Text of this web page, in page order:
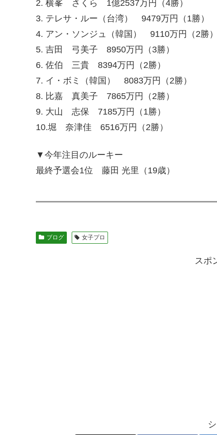
2. 横峯 さくら 1億2537万円（4勝）
3. テレサ・ルー（台湾） 9479万円（1勝）
4. アン・ソンジュ（韓国） 9110万円（2勝）
5. 吉田 弓美子 8950万円（3勝）
6. 佐伯 三貴 8394万円（2勝）
7. イ・ボミ（韓国） 8083万円（2勝）
8. 比嘉 真美子 7865万円（2勝）
9. 大山 志保 7185万円（1勝）
10.堀 奈津佳 6516万円（2勝）
▼今年注目のルーキー
最終予選会1位 藤田 光里（19歳）
ブログ 女子プロ
スポ